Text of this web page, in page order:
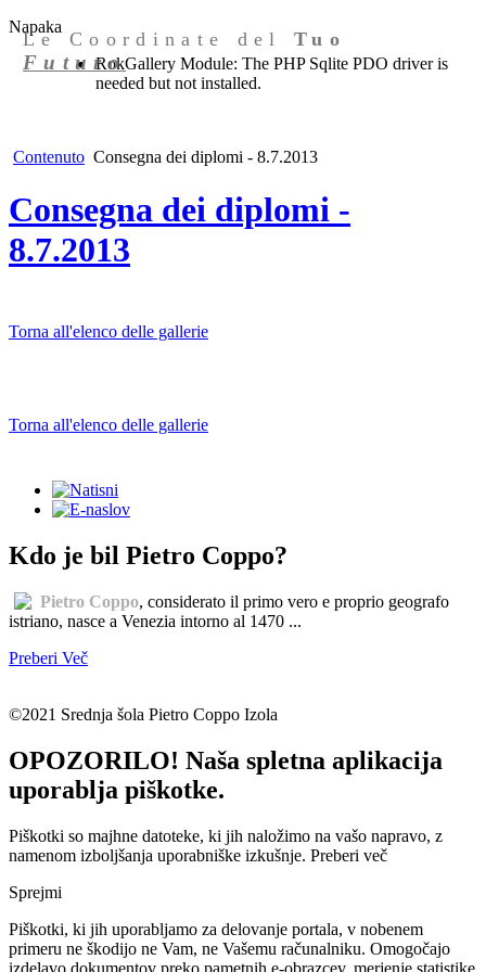
Napaka
RokGallery Module: The PHP Sqlite PDO driver is
needed but not installed.
Le Coordinate delTuo
Futuro
Contenuto Consegna dei diplomi - 8.7.2013
Consegna dei diplomi -
8.7.2013
Torna all'elenco delle gallerie
Torna all'elenco delle gallerie
Kdo je bil Pietro Coppo?
Pietro Coppo, considerato il primo vero e proprio geografo
istriano, nasce a Venezia intorno al 1470 ...
Preberi Več
©2021 Srednja šola Pietro Coppo Izola
OPOZORILO! Naša spletna aplikacija
uporablja piškotke.
Piškotki so majhne datoteke, ki jih naložimo na vašo napravo, z
namenom izboljšanja uporabniške izkušnje. Preberi več
Sprejmi
Piškotki, ki jih uporabljamo za delovanje portala, v nobenem
primeru ne škodijo ne Vam, ne Vašemu računalniku. Omogočajo
izdelavo dokumentov preko pametnih e-obrazcev, merjenje statistike